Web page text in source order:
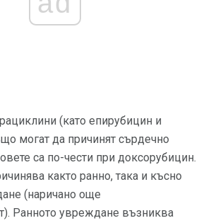
(като епирубицин и
могат да причинят сърдечно
са по-чести при доксорубицин.
както ранно, така и късно
(наричано още
Ранното увреждане възниква